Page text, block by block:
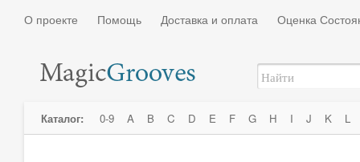
О проекте Помощь Доставка и оплата Оценка
Каталог: 0-9 A B C D E F G H I J K L